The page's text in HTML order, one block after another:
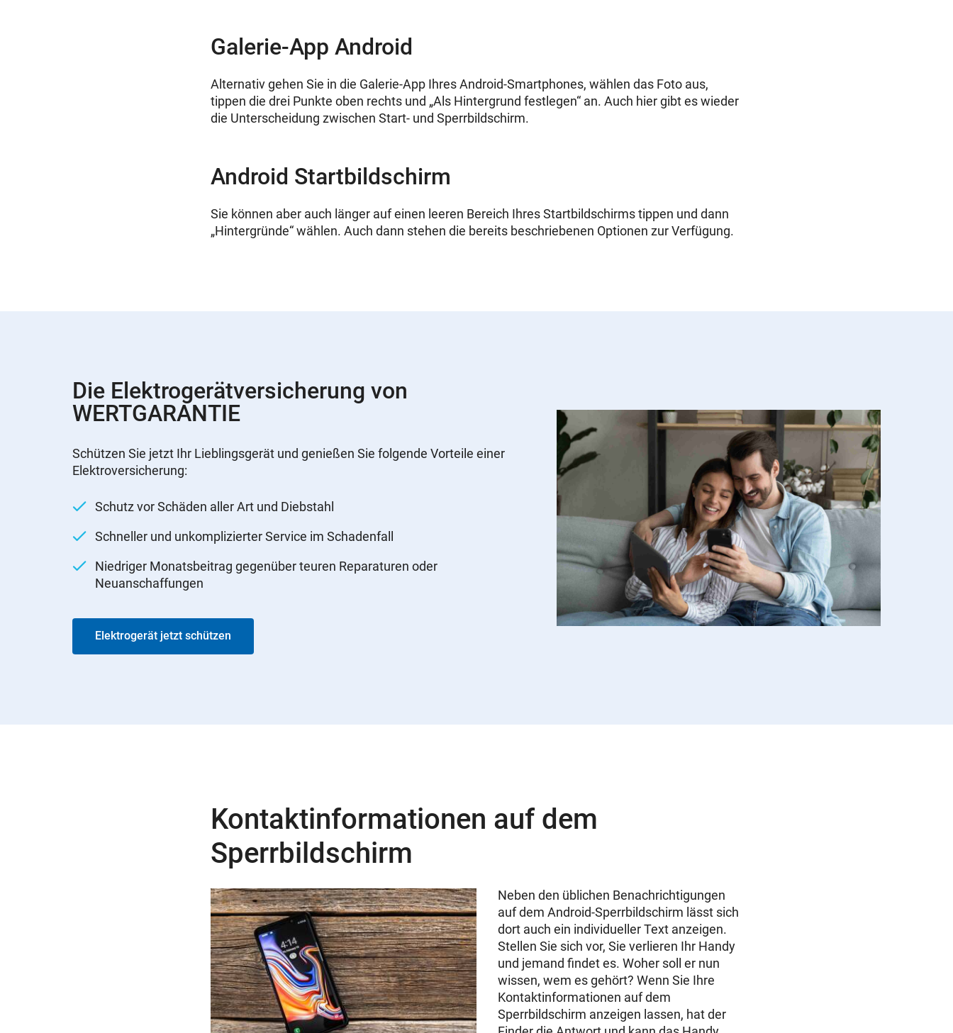
Galerie-App Android
Alternativ gehen Sie in die Galerie-App Ihres Android-Smartphones, wählen das Foto aus,
tippen die drei Punkte oben rechts und „Als Hintergrund festlegen“ an. Auch hier gibt es wieder
die Unterscheidung zwischen Start- und Sperrbildschirm.
Android Startbildschirm
Sie können aber auch länger auf einen leeren Bereich Ihres Startbildschirms tippen und dann
„Hintergründe“ wählen. Auch dann stehen die bereits beschriebenen Optionen zur Verfügung.
Die Elektrogerätversicherung von
WERTGARANTIE
Schützen Sie jetzt Ihr Lieblingsgerät und genießen Sie folgende Vorteile einer
Elektroversicherung:
Schutz vor Schäden aller Art und Diebstahl
Schneller und unkomplizierter Service im Schadenfall
Niedriger Monatsbeitrag gegenüber teuren Reparaturen oder
Neuanschaffungen
Elektrogerät jetzt schützen
Kontaktinformationen auf dem
Sperrbildschirm
Neben den üblichen Benachrichtigungen
auf dem Android-Sperrbildschirm lässt sich
dort auch ein individueller Text anzeigen.
Stellen Sie sich vor, Sie verlieren Ihr Handy
und jemand findet es. Woher soll er nun
wissen, wem es gehört? Wenn Sie Ihre
Kontaktinformationen auf dem
Sperrbildschirm anzeigen lassen, hat der